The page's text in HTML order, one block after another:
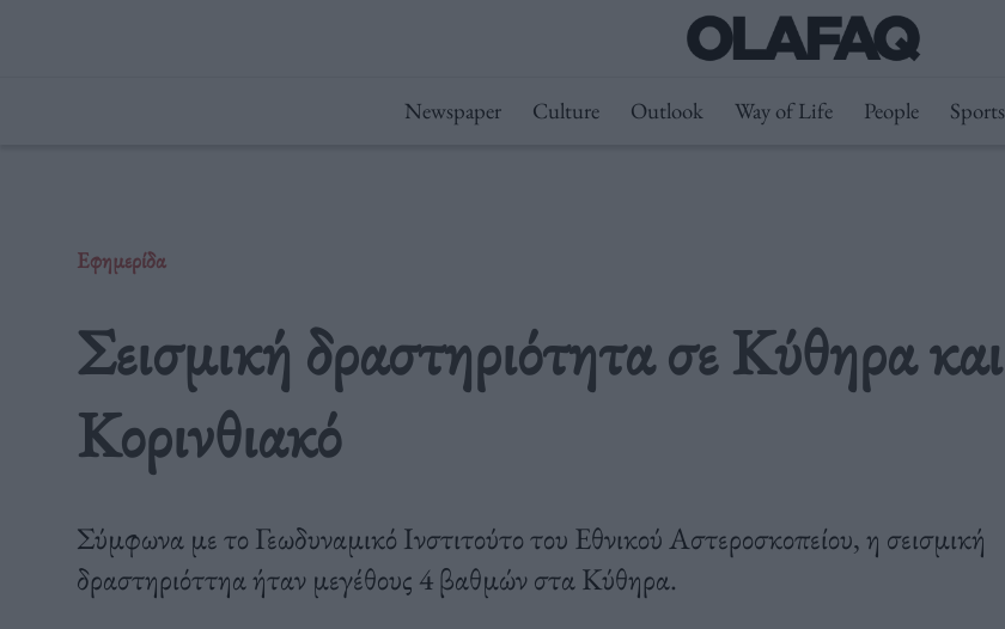
Newspaper Culture Outlook Way of Life People Sports
Εφημερίδα
Σεισμική δραστηριότητα σε Κύθηρα και
Κορινθιακό
Σύμφωνα με το Γεωδυναμικό Ινστιτούτο του Εθνικού Αστεροσκοπείου, η σεισμική
δραστηριόττηα ήταν μεγέθους 4 βαθμών στα Κύθηρα.